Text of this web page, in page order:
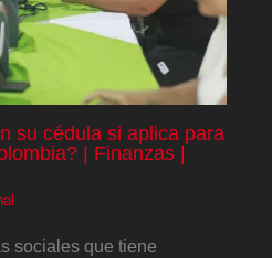
su cédula si aplica para
| Finanzas |
sociales que tiene